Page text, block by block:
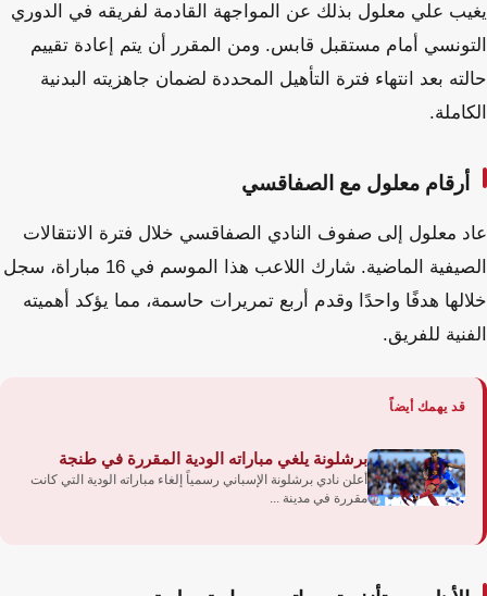
يغيب علي معلول بذلك عن المواجهة القادمة لفريقه في الدوري
التونسي أمام مستقبل قابس. ومن المقرر أن يتم إعادة تقييم
حالته بعد انتهاء فترة التأهيل المحددة لضمان جاهزيته البدنية
الكاملة.
أرقام معلول مع الصفاقسي
عاد معلول إلى صفوف النادي الصفاقسي خلال فترة الانتقالات
الصيفية الماضية. شارك اللاعب هذا الموسم في 16 مباراة، سجل
خلالها هدفًا واحدًا وقدم أربع تمريرات حاسمة، مما يؤكد أهميته
الفنية للفريق.
قد يهمك أيضاً
برشلونة يلغي مباراته الودية المقررة في طنجة
أعلن نادي برشلونة الإسباني رسمياً إلغاء مباراته الودية التي كانت
مقررة في مدينة ...